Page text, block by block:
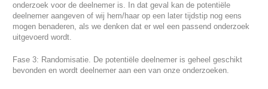
onderzoek voor de deelnemer is. In dat geval kan de potentiële
deelnemer aangeven of wij hem/haar op een later tijdstip nog eens
mogen benaderen, als we denken dat er wel een passend onderzoek
uitgevoerd wordt.
Fase 3: Randomisatie. De potentiële deelnemer is geheel geschikt
bevonden en wordt deelnemer aan een van onze onderzoeken.